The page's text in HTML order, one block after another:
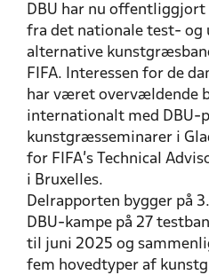
DBU har nu
fra det nationale test-
alternative
FIFA. Interessen for de
har været overvældende
internationalt med DBU-
kunstgræsseminarer i
for FIFA’s Technical
i Bruxelles.
Delrapporten bygger på
DBU-kampe på 27
til juni 2025 og
fem hovedtyper af